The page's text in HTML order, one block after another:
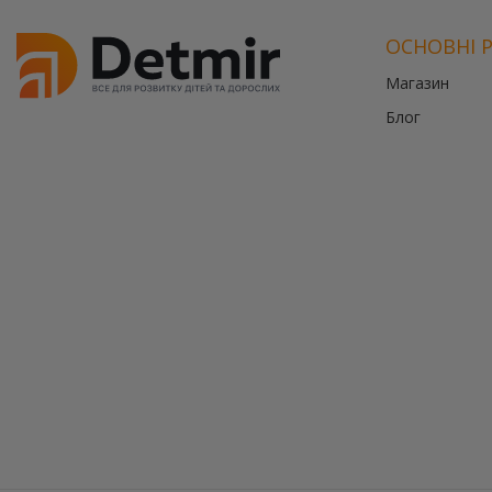
ОСНОВНІ
Магазин
Блог